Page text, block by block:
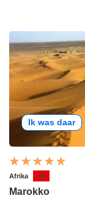
Ik was daar
Afrika
Marokko